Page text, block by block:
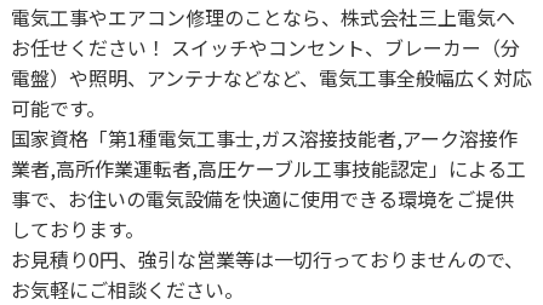
電気工事やエアコン修理のことなら、株式会社三上電気へ
お任せください！ スイッチやコンセント、ブレーカー（分
電盤）や照明、アンテナなどなど、電気工事全般幅広く対応
可能です。
国家資格「第1種電気工事士,ガス溶接技能者,アーク溶接作
業者,高所作業運転者,高圧ケーブル工事技能認定」による工
事で、お住いの電気設備を快適に使用できる環境をご提供
しております。
お見積り0円、強引な営業等は一切行っておりませんので、
お気軽にご相談ください。